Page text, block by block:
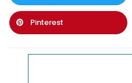
Pinterest